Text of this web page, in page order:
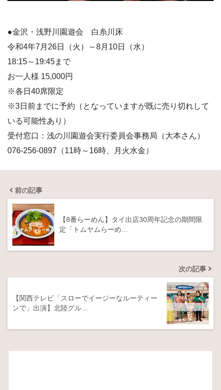
●金沢・浅野川園遊会 白糸川床
令和4年7月26日（火）～8月10日（水）
18:15～19:45まで
お一人様 15,000円
※各日40席限定
※3日前までに予約（となっていますが既に売り切れして
いる可能性あり）
受付窓口：浅の川園遊会実行委員会事務局（大本さん）
076-256-0897（11時～16時、月火水金）
前の記事
【8番らーめん】タイ出店30周年記念の期間限
定「トムヤムらーめ…
次の記事
【関西テレビ「スローでイージーなルーティー
ンで」出演】北陸グル…